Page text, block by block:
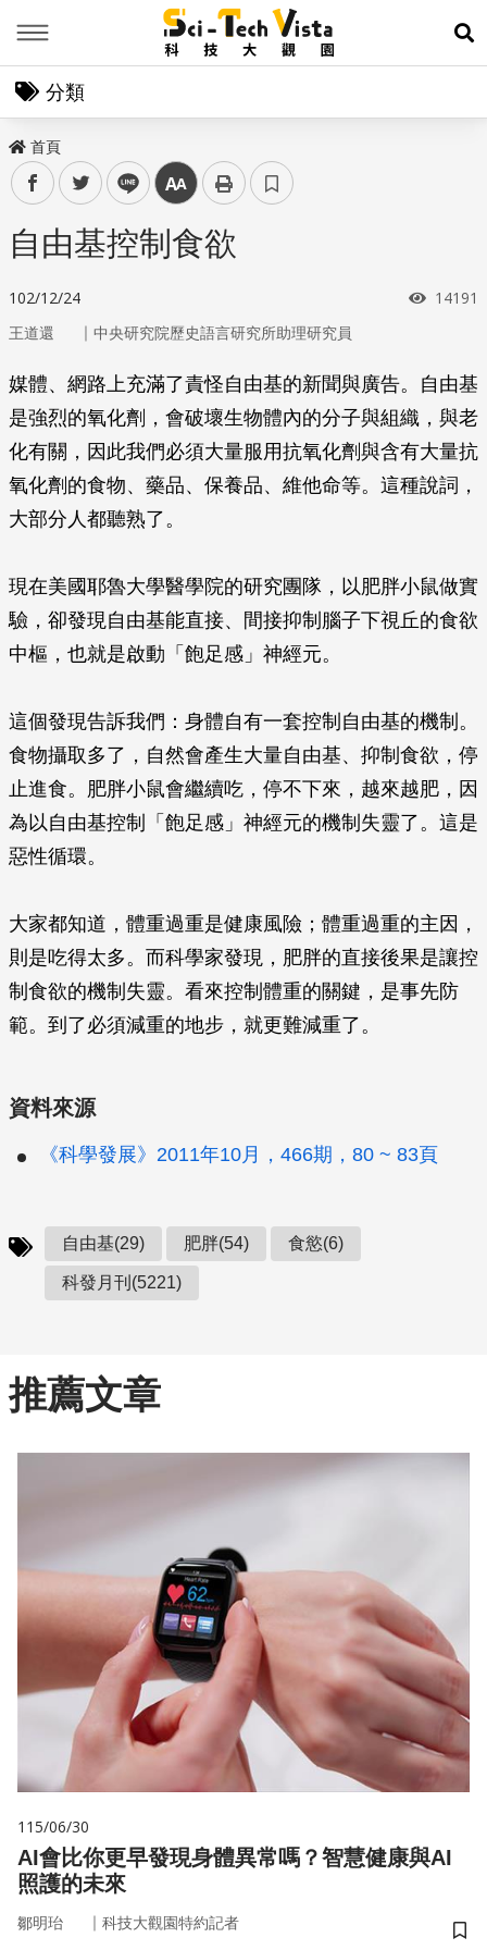
展
分類
首頁
facebooktwitter line 中
自由基控制食欲
102/12/24 瀏覽次
14191
王道還 ｜ 中央研究院歷史語言研究所助理研究員
媒體、網路上充滿了責怪自由基的新聞與廣告。自由基
是強烈的氧化劑，會破壞生物體內的分子與組織，與老
化有關，因此我們必須大量服用抗氧化劑與含有大量抗
氧化劑的食物、藥品、保養品、維他命等。這種說詞，
大部分人都聽熟了。
現在美國耶魯大學醫學院的研究團隊，以肥胖小鼠做實
驗，卻發現自由基能直接、間接抑制腦子下視丘的食欲
中樞，也就是啟動「飽足感」神經元。
這個發現告訴我們：身體自有一套控制自由基的機制。
食物攝取多了，自然會產生大量自由基、抑制食欲，停
止進食。肥胖小鼠會繼續吃，停不下來，越來越肥，因
為以自由基控制「飽足感」神經元的機制失靈了。這是
惡性循環。
大家都知道，體重過重是健康風險；體重過重的主因，
則是吃得太多。而科學家發現，肥胖的直接後果是讓控
制食欲的機制失靈。看來控制體重的關鍵，是事先防
範。到了必須減重的地步，就更難減重了。
資料來源
《科學發展》2011年10月，466期，80 ~ 83頁
自由基(29) 肥胖(54) 食慾(6)
科發月刊(5221)
推薦文章
115/06/30
AI會比你更早發現身體異常嗎？智慧健康與AI
照護的未來
鄒明珆 ｜ 科技大觀園特約記者
儲